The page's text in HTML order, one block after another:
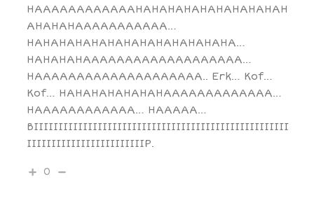
HAAAAAAAAAAAAHAHAHAHAHAHAHAHAHAH
AHAHAHAAAAAAAAAAA…
HAHAHAHAHAHAHAHAHAHAHAHAHA…
HAHAHAHAAAAAAAAAAAAAAAAAAA…
HAAAAAAAAAAAAAAAAAAAA.. Erk… Kof…
Kof… HAHAHAHAHAHAHAAAAAAAAAAAAA…
HAAAAAAAAAAAA… HAAAAA…
BIIIIIIIIIIIIIIIIIIIIIIIIIIIIIIIIIIIIIIIIIIIIIIIIIIII
IIIIIIIIIIIIIIIIIIIIIIIIP.
0